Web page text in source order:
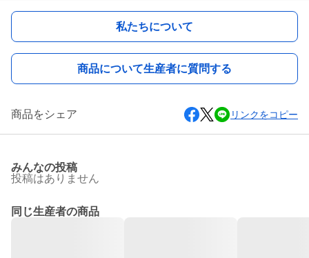
私たちについて
商品について生産者に質問する
商品をシェア リンクをコピー
みんなの投稿
投稿はありません
同じ生産者の商品